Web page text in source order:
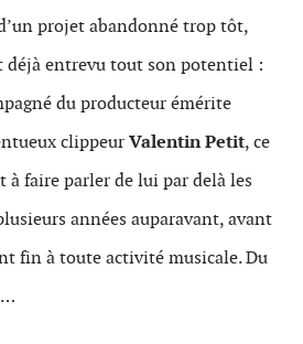
projet abandonné trop tôt,
déjà entrevu tout son potentiel :
du producteur émérite
clippeurValentin Petit, ce
faire parler de lui par delà les
années auparavant, avant
fin à toute activité musicale. Du